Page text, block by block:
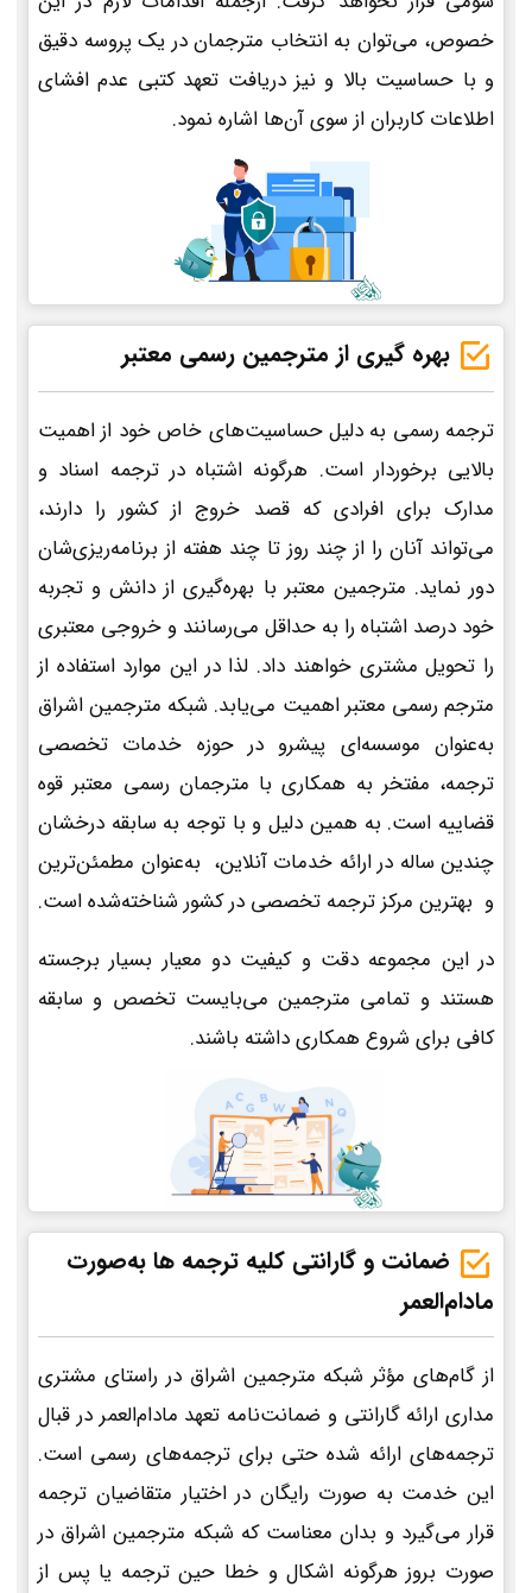
خصوص، می‌توان به انتخاب مترجمان در یک پروسه دقیق
و با حساسیت بالا و نیز دریافت تعهد کتبی عدم افشای
اطلاعات کاربران از سوی آن‌ها اشاره نمود.
بهره گیری از مترجمین رسمی معتبر
ترجمه رسمی به دلیل حساسیت‌های خاص خود از اهمیت
بالایی برخوردار است. هرگونه اشتباه در ترجمه اسناد و
مدارک برای افرادی که قصد خروج از کشور را دارند،
می‌تواند آنان را از چند روز تا چند هفته از برنامه‌ریزی‌شان
دور نماید. مترجمین معتبر با بهره‌گیری از دانش و تجربه
خود درصد اشتباه را به حداقل می‌رسانند و خروجی معتبری
را تحویل مشتری خواهند داد. لذا در این موارد استفاده از
مترجم رسمی معتبر اهمیت می‌یابد. شبکه مترجمین اشراق
به‌عنوان موسسه‌ای پیشرو در حوزه خدمات تخصصی
ترجمه، مفتخر به همکاری با مترجمان رسمی معتبر قوه
قضاییه است. به همین دلیل و با توجه به سابقه درخشان
چندین ساله در ارائه خدمات آنلاین، به‌عنوان مطمئن‌ترین
و بهترین مرکز ترجمه تخصصی در کشور شناخته‌شده است.
در این مجموعه دقت و کیفیت دو معیار بسیار برجسته
هستند و تمامی مترجمین می‌بایست تخصص و سابقه
کافی برای شروع همکاری داشته باشند.
ضمانت و گارانتی کلیه ترجمه ها به‌صورت
مادام‌العمر
از گام‌های مؤثر شبکه مترجمین اشراق در راستای مشتری
مداری ارائه گارانتی و ضمانت‌نامه تعهد مادام‌العمر در قبال
ترجمه‌های ارائه شده حتی برای ترجمه‌های رسمی است.
این خدمت به صورت رایگان در اختیار متقاضیان ترجمه
قرار می‌گیرد و بدان معناست که شبکه مترجمین اشراق در
صورت بروز هرگونه اشکال و خطا حین ترجمه یا پس از